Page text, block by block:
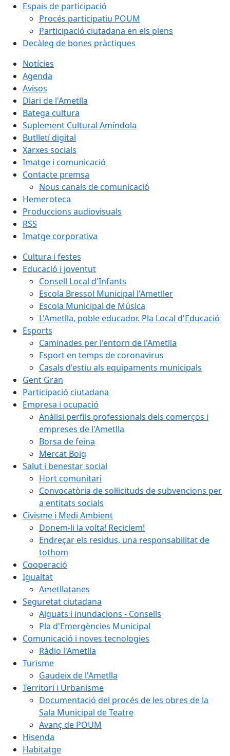
Espais de participació
Procés participatiu POUM
Participació ciutadana en els plens
Decàleg de bones pràctiques
Notícies
Agenda
Avisos
Diari de l'Ametlla
Batega cultura
Suplement Cultural Amíndola
Butlletí digital
Xarxes socials
Imatge i comunicació
Contacte premsa
Nous canals de comunicació
Hemeroteca
Produccions audiovisuals
RSS
Imatge corporativa
Cultura i festes
Educació i joventut
Consell Local d'Infants
Escola Bressol Municipal l'Ametller
Escola Municipal de Música
L'Ametlla, poble educador. Pla Local d'Educació
Esports
Caminades per l'entorn de l'Ametlla
Esport en temps de coronavirus
Casals d'estiu als equipaments municipals
Gent Gran
Participació ciutadana
Empresa i ocupació
Anàlisi perfils professionals dels comerços i
empreses de l'Ametlla
Borsa de feina
Mercat Boig
Salut i benestar social
Hort comunitari
Convocatòria de sol·licituds de subvencions per
a entitats socials
Civisme i Medi Ambient
Donem-li la volta! Reciclem!
Endreçar els residus, una responsabilitat de
tothom
Cooperació
Igualtat
Ametllatanes
Seguretat ciutadana
Aiguats i inundacions - Consells
Pla d'Emergències Municipal
Comunicació i noves tecnologies
Ràdio l'Ametlla
Turisme
Gaudeix de l'Ametlla
Territori i Urbanisme
Documentació del procés de les obres de la
Sala Municipal de Teatre
Avanç de POUM
Hisenda
Habitatge